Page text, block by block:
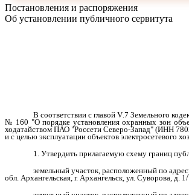
Постановления и распоряжения
Об установлении публичного сервитута
В соответствии с главойV.7 Земельного
№ 160 "О порядке установления охранных зон
ходатайством ПАО "Россети Северо-Запад" (ИНН
и с целью эксплуатации объектов
1. Утвердить прилагаемую схему границ
земельный участок, расположенный по
обл. Архангельская, г. Архангельск, ул. Суворова,